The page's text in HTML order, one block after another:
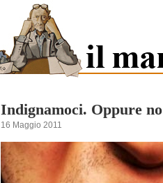
Indignamoci. Oppure no
16 Maggio 2011